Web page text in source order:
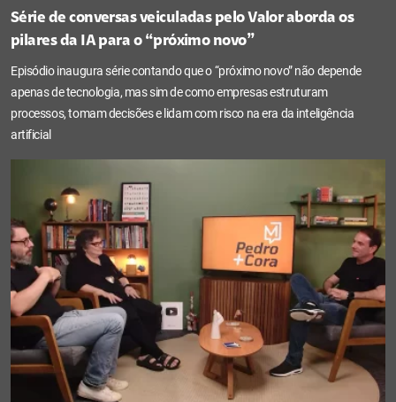
Série de conversas veiculadas pelo Valor aborda os
pilares da IA para o “próximo novo”
Episódio inaugura série contando que o “próximo novo” não depende
apenas de tecnologia, mas sim de como empresas estruturam
processos, tomam decisões e lidam com risco na era da inteligência
artificial